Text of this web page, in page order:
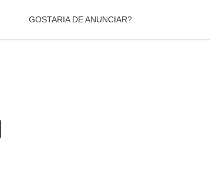
GOSTARIA DE ANUNCIAR?